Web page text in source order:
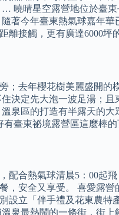
曉晴星空露營地位於臺
著今年臺東熱氣球嘉年
接觸，更有廣達6000坪
去年櫻花樹美麗盛開
決定先大泡一波足湯；
泉區的打造有半露天的
臺東祕境露營區這麼棒
合熱氣球清晨5：00起
安全又享受。 喜愛露
設立「伴手禮及花東農
泉最熱鬧的一條街，街上